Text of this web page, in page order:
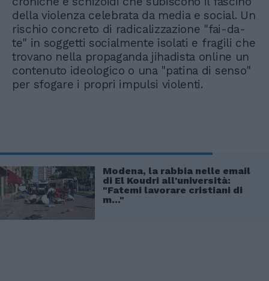
della violenza celebrata da media e social. Un
rischio concreto di radicalizzazione "fai-da-
te" in soggetti socialmente isolati e fragili che
trovano nella propaganda jihadista online un
contenuto ideologico o una "patina di senso"
per sfogare i propri impulsi violenti.
Modena, la rabbia nelle email
di El Koudri all'università:
"Fatemi lavorare cristiani di
m..."